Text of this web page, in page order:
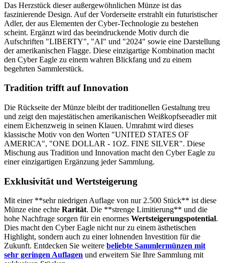
Das Herzstück dieser außergewöhnlichen Münze ist das
faszinierende Design. Auf der Vorderseite erstrahlt ein futuristischer
Adler, der aus Elementen der Cyber-Technologie zu bestehen
scheint. Ergänzt wird das beeindruckende Motiv durch die
Aufschriften "LIBERTY", "AI" und "2024" sowie eine Darstellung
der amerikanischen Flagge. Diese einzigartige Kombination macht
den Cyber Eagle zu einem wahren Blickfang und zu einem
begehrten Sammlerstück.
Tradition trifft auf Innovation
Die Rückseite der Münze bleibt der traditionellen Gestaltung treu
und zeigt den majestätischen amerikanischen Weißkopfseeadler mit
einem Eichenzweig in seinen Klauen. Umrahmt wird dieses
klassische Motiv von den Worten "UNITED STATES OF
AMERICA", "ONE DOLLAR - 1OZ. FINE SILVER". Diese
Mischung aus Tradition und Innovation macht den Cyber Eagle zu
einer einzigartigen Ergänzung jeder Sammlung.
Exklusivität und Wertsteigerung
Mit einer **sehr niedrigen Auflage von nur 2.500 Stück** ist diese
Münze eine echte Rarität. Die **strenge Limitierung** und die
hohe Nachfrage sorgen für ein enormes Wertsteigerungspotential.
Dies macht den Cyber Eagle nicht nur zu einem ästhetischen
Highlight, sondern auch zu einer lohnenden Investition für die
Zukunft. Entdecken Sie weitere beliebte Sammlermünzen mit
sehr geringen Auflagen und erweitern Sie Ihre Sammlung mit